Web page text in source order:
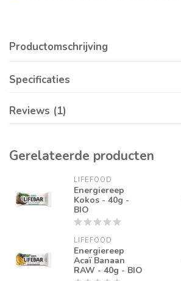
Productomschrijving
Specificaties
Reviews (1)
Gerelateerde producten
LIFEFOOD
Energiereep
Kokos - 40g -
BIO
LIFEFOOD
Energiereep
Acaï Banaan
RAW - 40g - BIO